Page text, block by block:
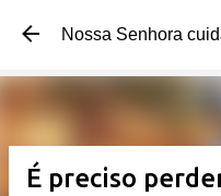
Pular para o
Nossa Senhora
É preciso